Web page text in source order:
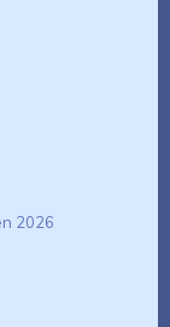
2026